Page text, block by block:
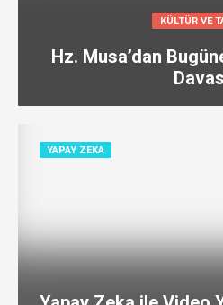
KÜLTÜR VE
Hz. Musa’dan
YAPAY ZEKA